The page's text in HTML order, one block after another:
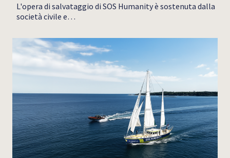
L'opera di salvataggio di SOS Humanity è sostenuta dalla
società civile e…